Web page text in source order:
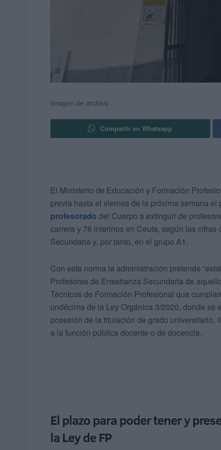
Imagen de archivo
Compartir en Whatsapp
El Ministerio de Educación y Formación
previa hasta el viernes de la próxima semana
profesorado del Cuerpo a extinguir de
carrera y 78 interinos en Ceuta, según las cifras
Secundaria y, por tanto, en el grupo A1.
Con esta norma la administración pretende
Profesores de Enseñanza Secundaria de
Técnicos de Formación Profesional que
undécima de la Ley Orgánica 3/2020, donde se
posesión de la titulación de grado universitario,
a la función pública docente o de docencia.
El plazo para poder tener y
la Ley de FP